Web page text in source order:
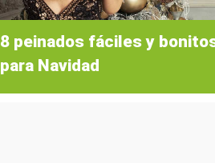
8 peinados fáciles y
para Navidad